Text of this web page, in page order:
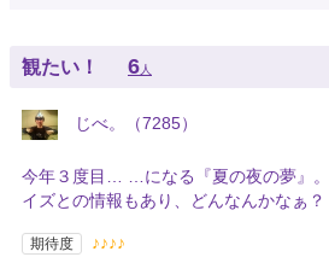
観たい！ 6人
じべ。（7285）
今年３度目… …になる『夏の夜の夢』
イズとの情報もあり、どんなんかなぁ？
期待度 ♪♪♪♪